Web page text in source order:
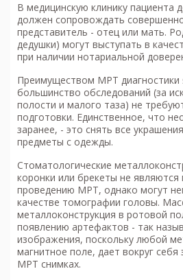
В медицинскую клинику пациента
должен сопровождать
представитель - отец или мать.
дедушки) могут выступать в
при наличии нотариальной
Преимуществом МРТ
большинство обследований (за
полости и малого таза) не
подготовки. Единственное, что
заранее, - это снять все
предметы с одежды.
Стоматологические
коронки или брекеты не
проведению МРТ, однако могут
качестве томографии головы.
металлоконструкция в ротовой
появлению артефактов - так
изображения, поскольку любой
магнитное поле, дает вокруг
МРТ снимках.